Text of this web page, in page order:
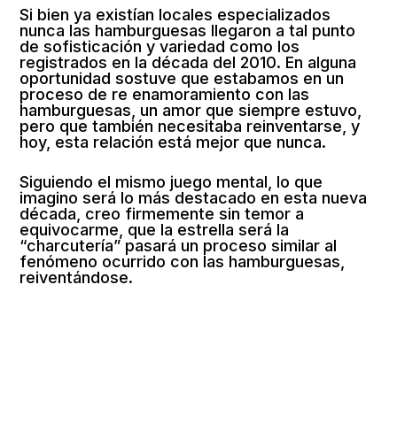
Si bien ya existían locales especializados
nunca las hamburguesas llegaron a tal punto
de sofisticación y variedad como los
registrados en la década del 2010. En alguna
oportunidad sostuve que estabamos en un
proceso de re enamoramiento con las
hamburguesas, un amor que siempre estuvo,
pero que también necesitaba reinventarse, y
hoy, esta relación está mejor que nunca.
Siguiendo el mismo juego mental, lo que
imagino será lo más destacado en esta nueva
década, creo firmemente sin temor a
equivocarme, que la estrella será la
“charcutería” pasará un proceso similar al
fenómeno ocurrido con las hamburguesas,
reiventándose.